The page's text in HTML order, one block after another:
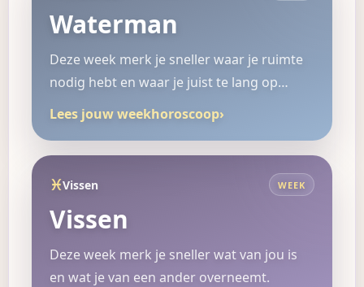
Waterman
Deze week merk je sneller waar je ruimte
nodig hebt en waar je juist te lang op…
Lees jouw weekhoroscoop›
♓Vissen WEEK
Vissen
Deze week merk je sneller wat van jou is
en wat je van een ander overneemt.